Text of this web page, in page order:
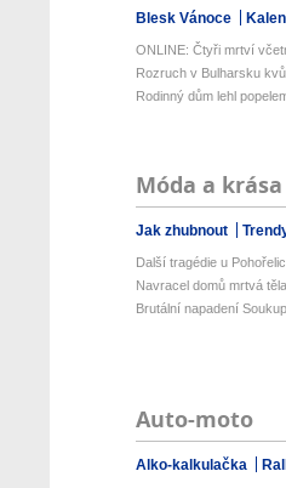
Blesk Vánoce
ONLINE: Čtyři mrtví
Rozruch v Bulharsku
Rodinný dům lehl
Móda a krása
Jak zhubnout
Další tragédie u
Navracel domů mrtvá
Brutální napadení
Auto-moto
Alko-kalkulačka